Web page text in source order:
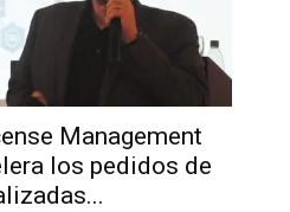
Management
los pedidos de